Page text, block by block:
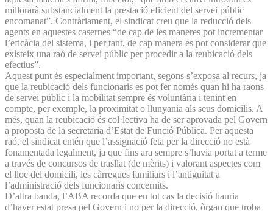
millorarà substancialment la prestació eficient del servei públic
encomanat”. Contràriament, el sindicat creu que la reducció dels
agents en aquestes casernes “de cap de les maneres pot incrementar
l’eficàcia del sistema, i per tant, de cap manera es pot considerar que
existeix una raó de servei públic per procedir a la reubicació dels
efectius”.
Aquest punt és especialment important, segons s’exposa al recurs, ja
que la reubicació dels funcionaris es pot fer només quan hi ha raons
de servei públic i la mobilitat sempre és voluntària i tenint en
compte, per exemple, la proximitat o llunyania als seus domicilis. A
més, quan la reubicació és col·lectiva ha de ser aprovada pel Govern
a proposta de la secretaria d’Estat de Funció Pública. Per aquesta
raó, el sindicat entén que l’assignació feta per la direcció no està
fonamentada legalment, ja que fins ara sempre s’havia portat a terme
a través de concursos de trasllat (de mèrits) i valorant aspectes com
el lloc del domicili, les càrregues familiars i l’antiguitat a
l’administració dels funcionaris concernits.
D’altra banda, l’ABA recorda que en tot cas la decisió hauria
d’haver estat presa pel Govern i no per la direcció, òrgan que troba